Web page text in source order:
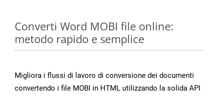
Converti Word MOBI file online:
metodo rapido e semplice
Migliora i flussi di lavoro di conversione dei documenti
convertendo i file MOBI in HTML utilizzando la solida API